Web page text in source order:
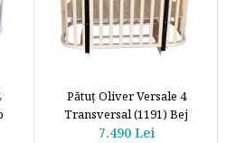
Pătuţ Oliver Versale 4
Transversal (1191) Bej
7.490 Lei